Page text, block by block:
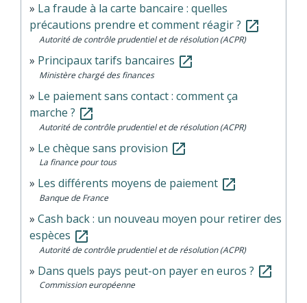
La fraude à la carte bancaire : quelles
précautions prendre et comment réagir ? open_in_new
Autorité de contrôle prudentiel et de résolution (ACPR)
Principaux tarifs bancaires open_in_new
Ministère chargé des finances
Le paiement sans contact : comment ça
marche ? open_in_new
Autorité de contrôle prudentiel et de résolution (ACPR)
Le chèque sans provision open_in_new
La finance pour tous
Les différents moyens de paiement open_in_new
Banque de France
Cash back : un nouveau moyen pour retirer des
espèces open_in_new
Autorité de contrôle prudentiel et de résolution (ACPR)
Dans quels pays peut-on payer en euros ? open_in_new
Commission européenne